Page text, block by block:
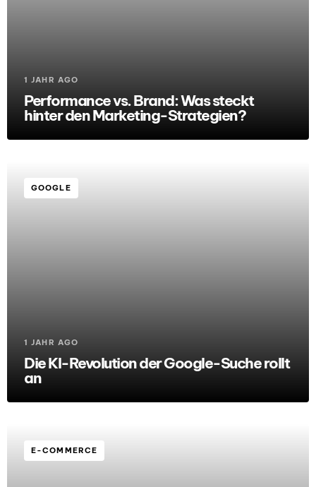
1 JAHR AGO
Performance vs. Brand: Was steckt
hinter den Marketing-Strategien?
GOOGLE
1 JAHR AGO
Die KI-Revolution der Google-Suche rollt
an
E-COMMERCE